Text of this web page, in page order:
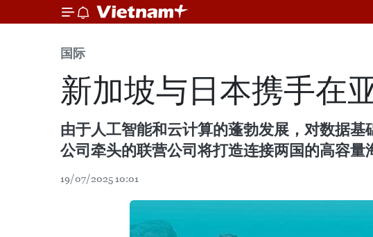
国际
新加坡与日本携手在
由于人工智能和云计算的蓬勃发展，对数据
公司牵头的联营公司将打造连接两国的高容量
19/07/2025 10:01